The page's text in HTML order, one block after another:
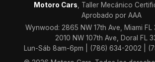
Motoro Cars , Taller Mecánico
Aprobado por AAA
Wynwood: 2865 NW 17th Ave, Miami FL
2010 NW 107th Ave, Doral FL
Lun-Sáb 8am-6pm | (786) 634-2002 |